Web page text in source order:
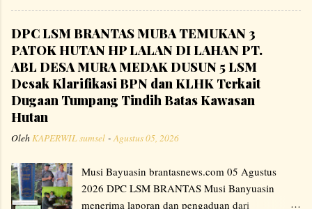
media sosial. Sejumlah unggahan menyoroti
mekanisme pelaksanaan proyek yang bersumber
dari usulan pokok pikiran anggota dewan dan
mendorong agar pengelolaannya dilakukan
instansi terkait. Dalam berbagai komentar yang
menyampaikan pendapat bahwa pelaksanaan
organisasi perangkat daerah (OPD) atau instansi
teknis sesuai ketentuan yang berlaku. " Setuju
DPC LSM BRANTAS MUBA TEMUKAN 3
PATOK HUTAN HP LALAN DI LAHAN PT.
ABL DESA MURA MEDAK DUSUN 5 LSM
Desak Klarifikasi BPN dan KLHK Terkait
Dugaan Tumpang Tindih Batas Kawasan
Hutan
OlehKAPERWIL sumsel -Agustus 05, 2026
Musi Bayuasin brantasnews.com 05 Agustus
2026 DPC LSM BRANTAS Musi Banyuasin
menerima laporan dan pengaduan dari